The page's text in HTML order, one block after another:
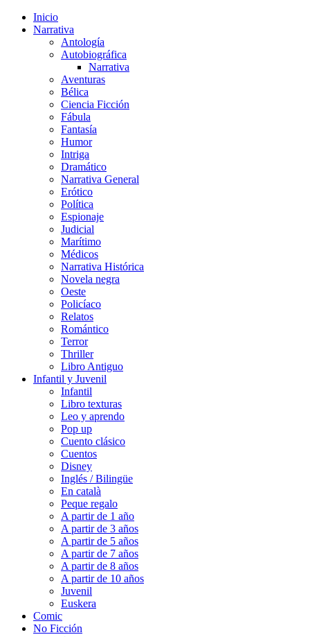
Inicio
Narrativa
Antología
Autobiográfica
Narrativa
Aventuras
Bélica
Ciencia Ficción
Fábula
Fantasía
Humor
Intriga
Dramático
Narrativa General
Erótico
Política
Espionaje
Judicial
Marítimo
Médicos
Narrativa Histórica
Novela negra
Oeste
Policíaco
Relatos
Romántico
Terror
Thriller
Libro Antiguo
Infantil y Juvenil
Infantil
Libro texturas
Leo y aprendo
Pop up
Cuento clásico
Cuentos
Disney
Inglés / Bilingüe
En català
Peque regalo
A partir de 1 año
A partir de 3 años
A partir de 5 años
A partir de 7 años
A partir de 8 años
A partir de 10 años
Juvenil
Euskera
Comic
No Ficción